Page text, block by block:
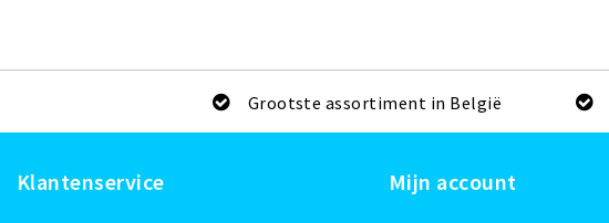
Grootste assortiment in België
Klantenservice Mijn account